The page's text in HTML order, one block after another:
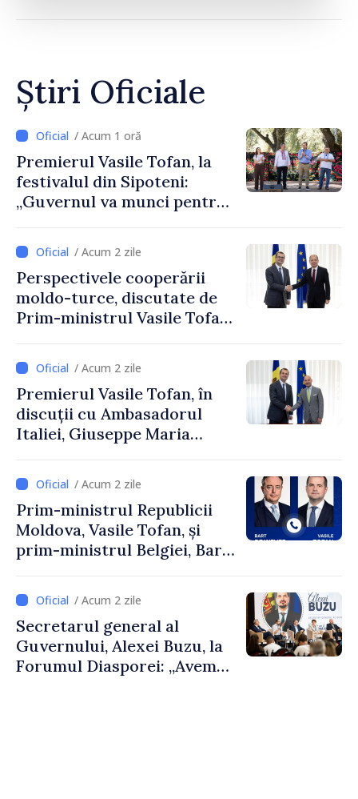
Știri Oficiale
/ Acum 1 oră
Premierul Vasile Tofan, la
festivalul din Sipoteni:
„Guvernul va munci pentru
comunitate și toți
moldovenii să prospere”
/ Acum 2 zile
Perspectivele cooperării
moldo-turce, discutate de
Prim-ministrul Vasile Tofan
Uygar Mustafa Sertel
/ Acum 2 zile
Premierul Vasile Tofan, în
discuții cu Ambasadorul
Italiei, Giuseppe Maria
/ Acum 2 zile
Prim-ministrul Republicii
Moldova, Vasile Tofan, și
prim-ministrul Belgiei, Bart
despre parcursul european
al Republicii Moldova.
/ Acum 2 zile
Secretarul general al
Guvernului, Alexei Buzu, la
Forumul Diasporei: „Avem